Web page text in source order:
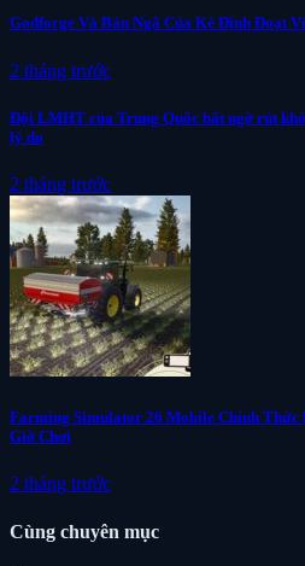
Godforge Và Bản Ngã Của Kẻ Định Đoạt
2 tháng trước
Đội LMHT của Trung Quốc bất ngờ rút
lý do
2 tháng trước
Farming Simulator 26 Mobile Chính Thức
Giờ Chơi
2 tháng trước
Cùng chuyên mục